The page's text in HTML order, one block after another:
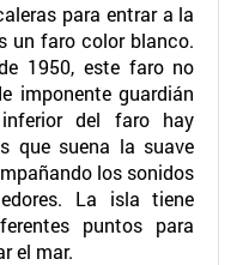
para entrar a la
un faro color blanco.
1950, este faro no
imponente guardián
del faro hay
que suena la suave
los sonidos
La isla tiene
puntos para
el mar.